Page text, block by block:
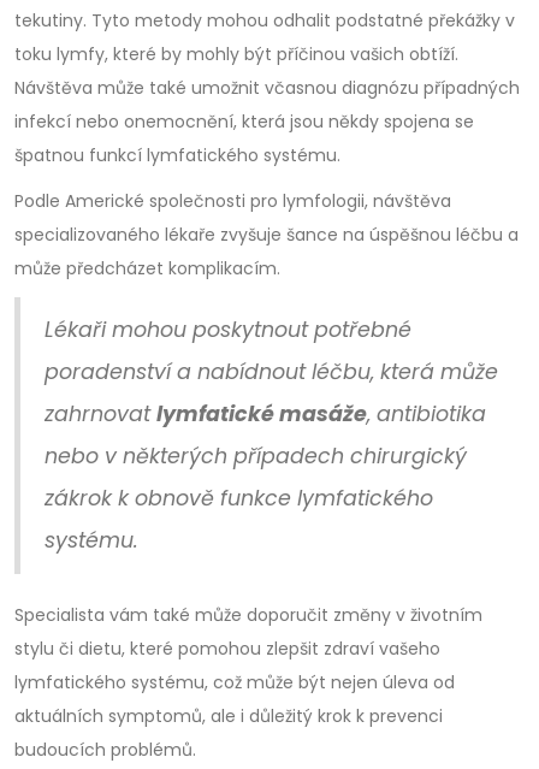
tekutiny. Tyto metody mohou odhalit podstatné překážky v
toku lymfy, které by mohly být příčinou vašich obtíží.
Návštěva může také umožnit včasnou diagnózu případných
infekcí nebo onemocnění, která jsou někdy spojena se
špatnou funkcí lymfatického systému.
Podle Americké společnosti pro lymfologii, návštěva
specializovaného lékaře zvyšuje šance na úspěšnou léčbu a
může předcházet komplikacím.
Lékaři mohou poskytnout potřebné
poradenství a nabídnout léčbu, která může
zahrnovatlymfatické masáže, antibiotika
nebo v některých případech chirurgický
zákrok k obnově funkce lymfatického
systému.
Specialista vám také může doporučit změny v životním
stylu či dietu, které pomohou zlepšit zdraví vašeho
lymfatického systému, což může být nejen úleva od
aktuálních symptomů, ale i důležitý krok k prevenci
budoucích problémů.